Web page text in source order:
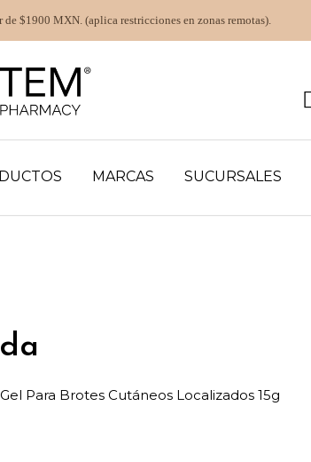
$1900 MXN. (aplica restricciones en zonas remotas).
MARCAS SUCURSALES
Para Brotes Cutáneos Localizados 15g